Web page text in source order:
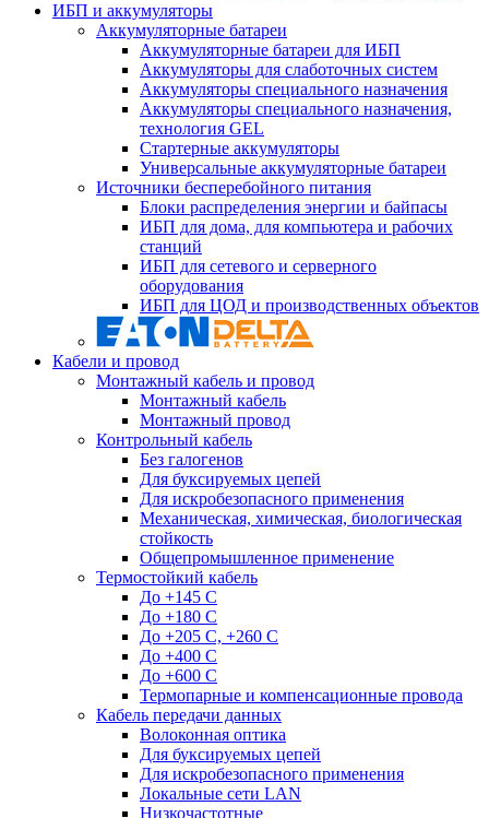
ИБП и аккумуляторы
Аккумуляторные батареи
Аккумуляторные батареи для ИБП
Аккумуляторы для слаботочных систем
Аккумуляторы специального назначения
Аккумуляторы специального назначения,
технология GEL
Стартерные аккумуляторы
Универсальные аккумуляторные батареи
Источники бесперебойного питания
Блоки распределения энергии и байпасы
ИБП для дома, для компьютера и рабочих
станций
ИБП для сетевого и серверного
оборудования
ИБП для ЦОД и производственных объектов
Кабели и провод
Монтажный кабель и провод
Монтажный кабель
Монтажный провод
Контрольный кабель
Без галогенов
Для буксируемых цепей
Для искробезопасного применения
Механическая, химическая, биологическая
стойкость
Общепромышленное применение
Термостойкий кабель
До +145 С
До +180 C
До +205 С, +260 С
До +400 C
До +600 С
Термопарные и компенсационные провода
Кабель передачи данных
Волоконная оптика
Для буксируемых цепей
Для искробезопасного применения
Локальные сети LAN
Низкочастотные